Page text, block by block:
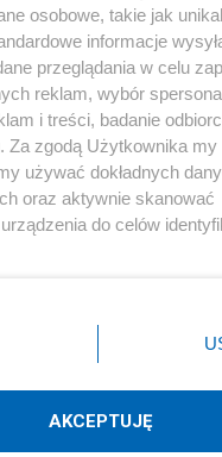
Instagram
osobowe, takie jak
informacje
przeglądania w celu
reklam, wybór
i treści, badanie
Za zgodą Użytkownika my
używać dokładnych
oraz aktywnie skanować
do celów
klikając przycisk ustawień
lewym dolnym rogu strony
danych nie wymagają
masz prawo sprzeciwić się
AKCEPTUJĘ